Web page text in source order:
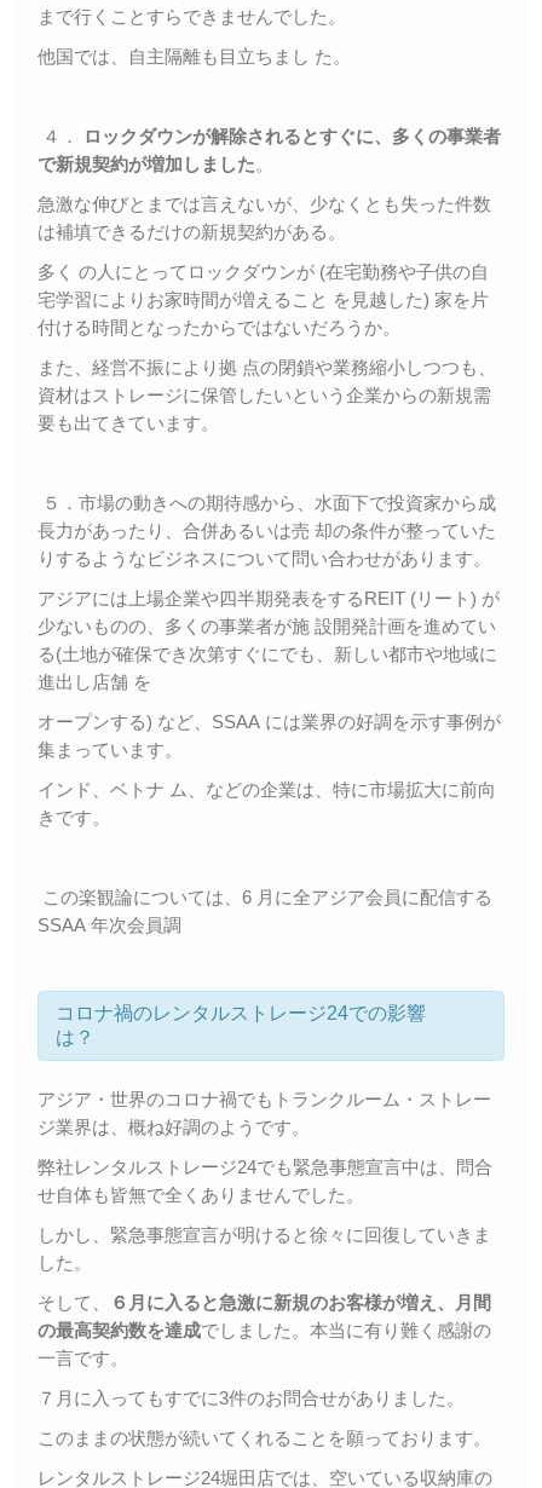
まで行くことすらできませんでした。
他国では、自主隔離も目立ちまし た。
４．
ロックダウンが解除されるとすぐに、多くの事業者
で新規契約が増加しました。
急激な伸びとまでは言えないが、少なくとも失った件数
は補填できるだけの新規契約がある。
多く の人にとってロックダウンが (在宅勤務や子供の自
宅学習によりお家時間が増えること を見越した) 家を片
付ける時間となったからではないだろうか。
また、経営不振により拠 点の閉鎖や業務縮小しつつも、
資材はストレージに保管したいという企業からの新規需
要も出てきています。
５．市場の動きへの期待感から、水面下で投資家から成
長力があったり、合併あるいは売 却の条件が整っていた
りするようなビジネスについて問い合わせがあります。
アジアには上場企業や四半期発表をするREIT (リート) が
少ないものの、多くの事業者が施 設開発計画を進めてい
る(土地が確保でき次第すぐにでも、新しい都市や地域に
進出し店舗 を
オープンする) など、SSAA には業界の好調を示す事例が
集まっています。
インド、ベトナ ム、などの企業は、特に市場拡大に前向
きです。
この楽観論については、6 月に全アジア会員に配信する
SSAA 年次会員調
コロナ禍のレンタルストレージ24での影響
は？
アジア・世界のコロナ禍でもトランクルーム・ストレー
ジ業界は、概ね好調のようです。
弊社レンタルストレージ24でも緊急事態宣言中は、問合
せ自体も皆無で全くありませんでした。
しかし、緊急事態宣言が明けると徐々に回復していきま
した。
そして、
６月に入ると急激に新規のお客様が増え、月間
の最高契約数を達成でしました。本当に有り難く感謝の
一言です。
７月に入ってもすでに3件のお問合せがありました。
このままの状態が続いてくれることを願っております。
レンタルストレージ24堀田店では、空いている収納庫の